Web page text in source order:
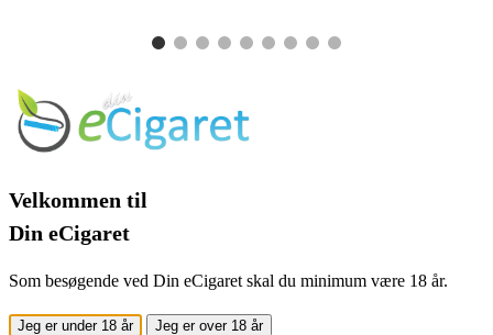
Velkommen til
Din eCigaret
Som besøgende ved Din eCigaret skal du minimum være 18 år.
Jeg er under 18 år Jeg er over 18 år